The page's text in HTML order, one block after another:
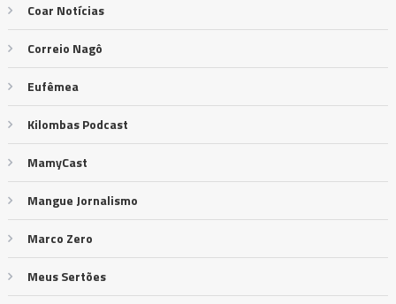
Coar Notícias
Correio Nagô
Eufêmea
Kilombas Podcast
MamyCast
Mangue Jornalismo
Marco Zero
Meus Sertões